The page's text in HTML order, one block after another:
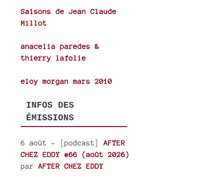
Saisons de Jean Claude
Millot
anacelia paredes &
thierry lafolie
eloy morgan mars 2010
INFOS DES
ÉMISSIONS
6 août- [podcast]AFTER
CHEZ EDDY #66 (août 2026)
parAFTER CHEZ EDDY